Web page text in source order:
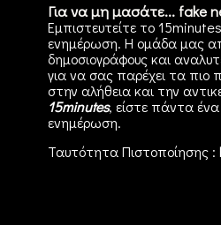
Για να μη μασάτε... fake
Εμπιστευτείτε το
ενημέρωση. Η ομάδα μας
δημοσιογράφους και
για να σας παρέχει τα
στην αλήθεια και την
15minutes, είστε πάντα
ενημέρωση.
Ταυτότητα Πιστοποίησης :